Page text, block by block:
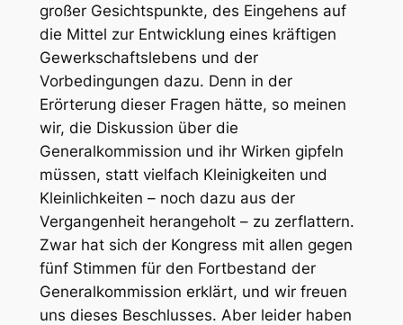
großer Gesichtspunkte, des Eingehens auf
die Mittel zur Entwicklung eines kräftigen
Gewerkschaftslebens und der
Vorbedingungen dazu. Denn in der
Erörterung dieser Fragen hätte, so meinen
wir, die Diskussion über die
Generalkommission und ihr Wirken gipfeln
müssen, statt vielfach Kleinigkeiten und
Kleinlichkeiten – noch dazu aus der
Vergangenheit herangeholt – zu zerflattern.
Zwar hat sich der Kongress mit allen gegen
fünf Stimmen für den Fortbestand der
Generalkommission erklärt, und wir freuen
uns dieses Beschlusses. Aber leider haben